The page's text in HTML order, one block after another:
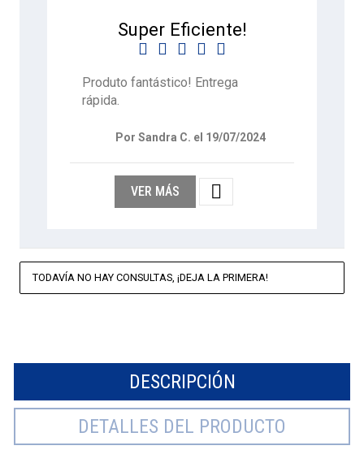
Super Eficiente!
    
Produto fantástico! Entrega
rápida.
Por Sandra C. el 19/07/2024
VER MÁS 
TODAVÍA NO HAY CONSULTAS, ¡DEJA LA PRIMERA!
DESCRIPCIÓN
DETALLES DEL PRODUCTO